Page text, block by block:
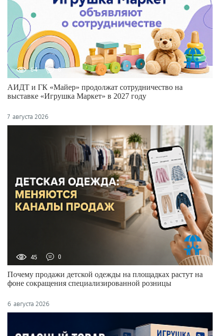
64 0
АИДТ и ГК «Майер» продолжат сотрудничество на
выставке «Игрушка Маркет» в 2027 году
7 августа 2026
45 0
Почему продажи детской одежды на площадках растут на
фоне сокращения специализированной розницы
6 августа 2026